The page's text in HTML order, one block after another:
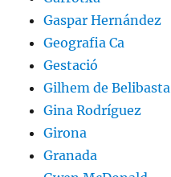
Gaspar Hernández
Geografia Ca
Gestació
Gilhem de Belibasta
Gina Rodríguez
Girona
Granada